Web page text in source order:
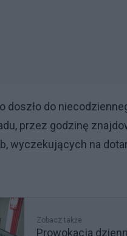
doszło do
przez godzinę
wyczekujących na
Zobacz także
Prowokacja